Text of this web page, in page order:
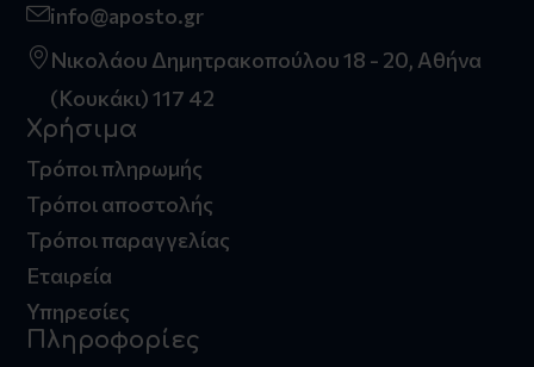
info@aposto.gr
Νικολάου Δημητρακοπούλου 18 - 20, Αθήνα
(Κουκάκι) 117 42
Χρήσιμα
Τρόποι πληρωμής
Τρόποι αποστολής
Τρόποι παραγγελίας
Εταιρεία
Υπηρεσίες
Πληροφορίες